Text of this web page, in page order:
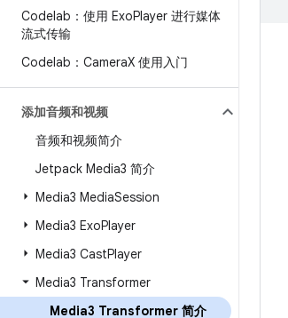
Codelab：使用 ExoPlayer 进行媒体
流式传输
Codelab：CameraX 使用入门
添加音频和视频
音频和视频简介
Jetpack Media3 简介
Media3 MediaSession
Media3 ExoPlayer
Media3 CastPlayer
Media3 Transformer
Media3 Transformer 简介